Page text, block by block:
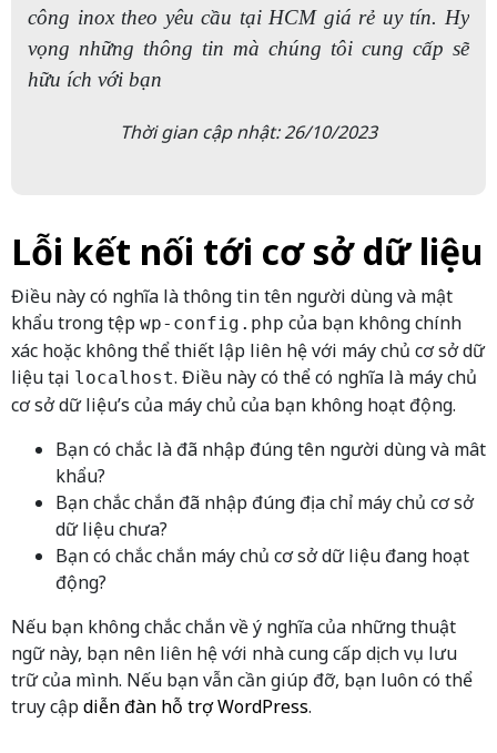
công inox theo yêu cầu tại HCM giá rẻ uy tín. Hy
vọng những thông tin mà chúng tôi cung cấp sẽ
hữu ích với bạn
Thời gian cập nhật: 26/10/2023
Lỗi kết nối tới cơ sở dữ liệu
Điều này có nghĩa là thông tin tên người dùng và mật
khẩu trong tệp wp-config.php của bạn không chính
xác hoặc không thể thiết lập liên hệ với máy chủ cơ sở dữ
liệu tại localhost. Điều này có thể có nghĩa là máy chủ
cơ sở dữ liệu’s của máy chủ của bạn không hoạt động.
Bạn có chắc là đã nhập đúng tên người dùng và mât
khẩu?
Bạn chắc chắn đã nhập đúng địa chỉ máy chủ cơ sở
dữ liệu chưa?
Bạn có chắc chắn máy chủ cơ sở dữ liệu đang hoạt
động?
Nếu bạn không chắc chắn về ý nghĩa của những thuật
ngữ này, bạn nên liên hệ với nhà cung cấp dịch vụ lưu
trữ của mình. Nếu bạn vẫn cần giúp đỡ, bạn luôn có thể
truy cậpdiễn đàn hỗ trợ WordPress.